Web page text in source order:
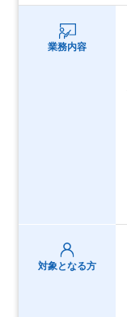
業務内容
対象となる方